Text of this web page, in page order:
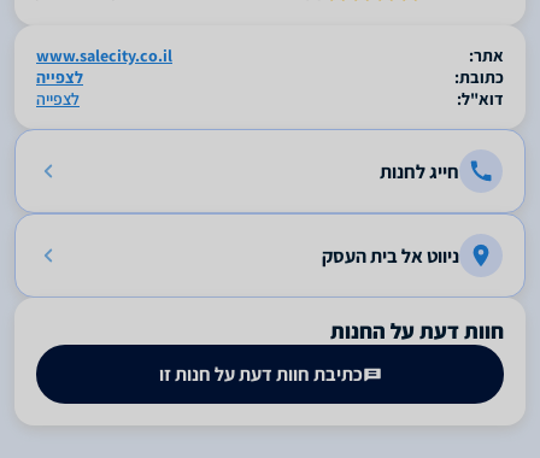
אתר:
www.salecity.co.il
כתובת:
לצפייה
דוא"ל:
לצפייה
חייג לחנות
ניווט אל בית העסק
חוות דעת על החנות
כתיבת חוות דעת על חנות זו